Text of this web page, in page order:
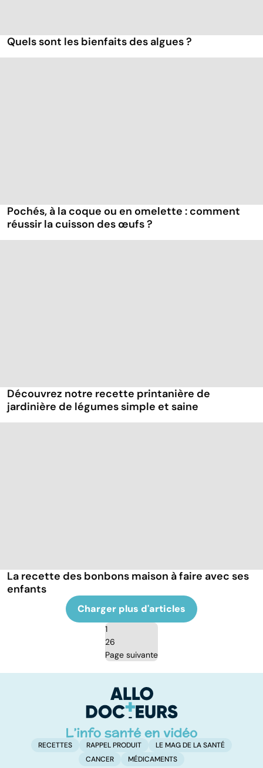
Quels sont les bienfaits des algues ?
Pochés, à la coque ou en omelette : comment
réussir la cuisson des œufs ?
Découvrez notre recette printanière de
jardinière de légumes simple et saine
La recette des bonbons maison à faire avec ses
enfants
Charger plus d'articles
1
26
Page suivante
RECETTES RAPPEL PRODUIT
LE MAG DE LA SANTÉ
CANCER
MÉDICAMENTS